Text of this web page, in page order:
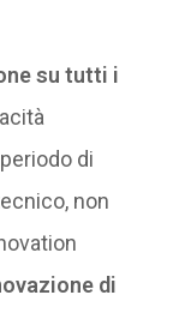
su tutti i
di
non
di